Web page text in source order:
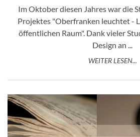
Im Oktober diesen Jahres war die
Projektes "Oberfranken leuchtet -
öffentlichen Raum". Dank vieler
Design an ...
WEITER LESEN...